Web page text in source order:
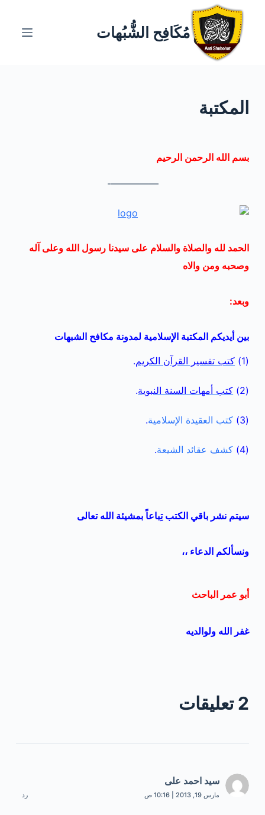
مُكَافِح الشُّبُهات
المكتبة
بسم الله الرحمن الرحيم
—————-
الحمد لله والصلاة والسلام على سيدنا رسول الله وعلى آله
وصحبه ومن والاه
وبعد:
بين أيديكم المكتبة الإسلامية لمدونة مكافح الشبهات
(1) كتب تفسير القرآن الكريم.
(2) كتب أمهات السنة النبوية.
(3) كتب العقيدة الإسلامية.
(4) كشف عقائد الشيعة.
سيتم نشر باقي الكتب تِباعاً بمشيئة الله تعالى
ونسألكم الدعاء ،،
أبو عمر الباحث
غفر الله ولوالديه
2 تعليقات
سيد احمد على
مارس 19, 2013 | 10:16 ص رد